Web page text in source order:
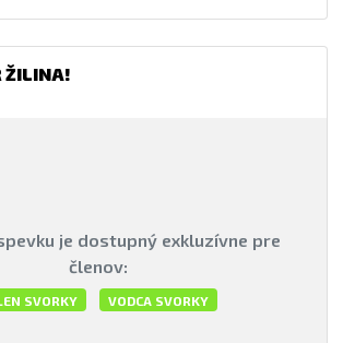
ŽILINA!
je dostupný exkluzívne pre
členov:
SVORKY VODCA SVORKY